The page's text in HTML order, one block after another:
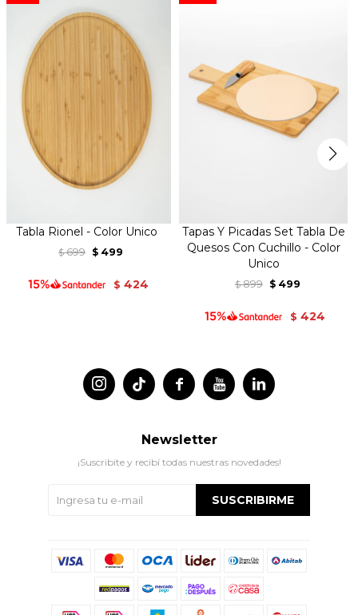
Tabla Rionel - Color Unico
$ 699 $ 499
$ 424
Tapas Y Picadas Set Tabla De
Quesos Con Cuchillo - Color
Unico
$ 899 $ 499
$ 424
 
 
Newsletter
¡Suscribite y recibí todas nuestras novedades!
SUSCRIBIRME